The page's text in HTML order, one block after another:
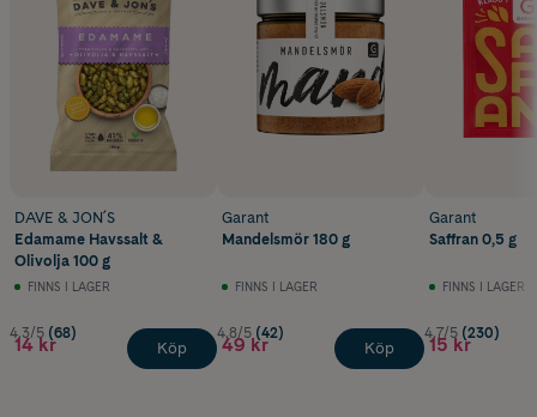
DAVE & JON´S
Edamame Havssalt &
Olivolja 100 g
FINNS I LAGER
4.3/5 (68)
14 kr Köp
Garant
Mandelsmör 180 g
FINNS I LAGER
4.8/5 (42)
49 kr Köp
Garant
Saffran 0,5 g
FINNS I LAGER
4.7/5 (230)
15 kr